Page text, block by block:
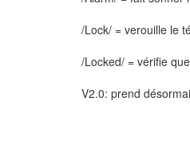
/Lock/ = verouille le
/Locked/ = vérifie
V2.0: prend